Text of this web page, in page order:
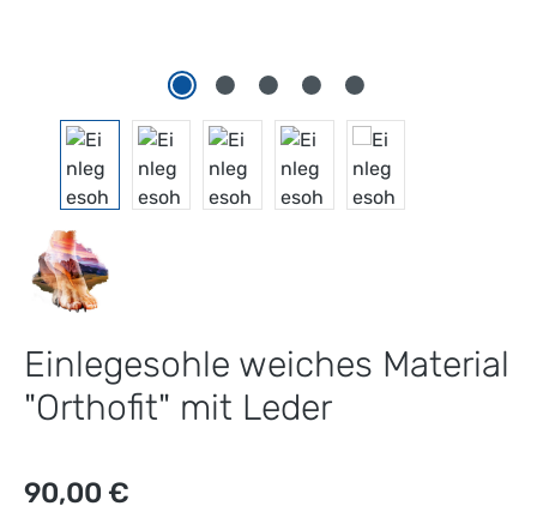
Einlegesohle weiches Material
"Orthofit" mit Leder
Regulärer Preis:
90,00 €